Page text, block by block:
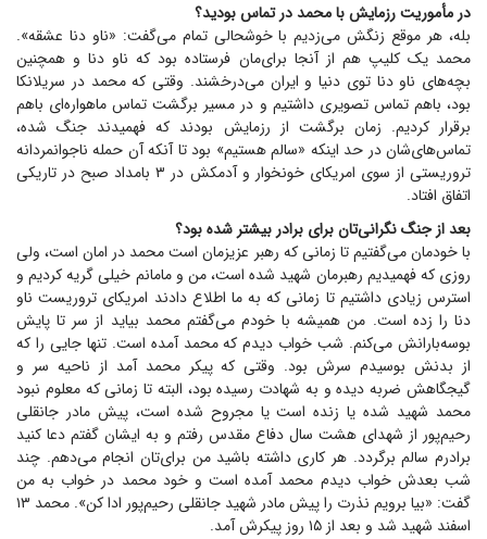
در مأموریت رزمایش با محمد در تماس بودید؟
بله، هر موقع زنگش می‌زدیم با خوشحالی تمام می‌گفت: «ناو دنا عشقه».
محمد یک کلیپ هم از آنجا برای‌مان فرستاده بود که ناو دنا و همچنین
بچه‌های ناو دنا توی دنیا و ایران می‌درخشند. وقتی که محمد در سریلانکا
بود، باهم تماس تصویری داشتیم و در مسیر برگشت تماس ماهواره‌ای باهم
برقرار کردیم. زمان برگشت از رزمایش بودند که فهمیدند جنگ شده،
تماس‌های‌شان در حد اینکه «سالم هستیم» بود تا آنکه آن حمله ناجوانمردانه
تروریستی از سوی امریکای خونخوار و آدمکش در ۳ بامداد صبح در تاریکی
اتفاق افتاد.
بعد از جنگ نگرانی‌تان برای برادر بیشتر شده بود؟
با خودمان می‌گفتیم تا زمانی که رهبر عزیزمان است محمد در امان است، ولی
روزی که فهمیدیم رهبرمان شهید شده است، من و مامانم خیلی گریه کردیم و
استرس زیادی داشتیم تا زمانی که به ما اطلاع دادند امریکای تروریست ناو
دنا را زده است. من همیشه با خودم می‌گفتم محمد بیاید از سر تا پایش
بوسه‌بارانش می‌کنم. شب خواب دیدم که محمد آمده است. تنها جایی را که
از بدنش بوسیدم سرش بود. وقتی که پیکر محمد آمد از ناحیه سر و
گیجگاهش ضربه دیده و به شهادت رسیده بود، البته تا زمانی که معلوم نبود
محمد شهید شده یا زنده است یا مجروح شده است، پیش مادر جانقلی
رحیم‌پور از شهدای هشت سال دفاع مقدس رفتم و به ایشان گفتم دعا کنید
برادرم سالم برگردد. هر کاری داشته باشید من برای‌تان انجام می‌دهم. چند
شب بعدش خواب دیدم محمد آمده است و خود محمد در خواب به من
گفت: «بیا برویم نذرت را پیش مادر شهید جانقلی رحیم‌پور ادا کن». محمد ۱۳
اسفند شهید شد و بعد از ۱۵ روز پیکرش آمد.